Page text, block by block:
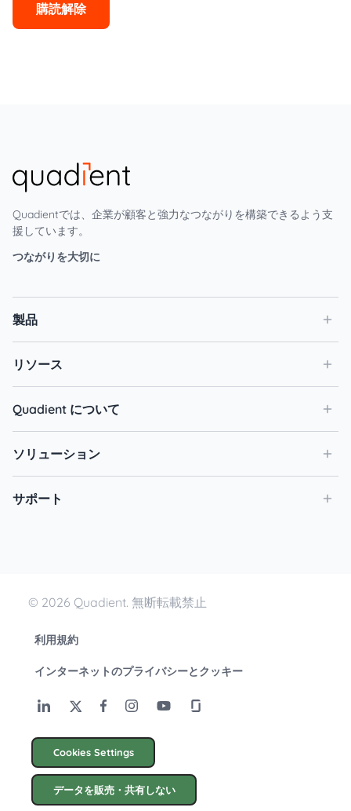
購読解除
Quadientでは、企業が顧客と強力なつながりを構築できるよう支
援しています。
つながりを大切に
製品
リソース
Quadient について
ソリューション
サポート
© 2026 Quadient. 無断転載禁止
利用規約
インターネットのプライバシーとクッキー
Cookies Settings
データを販売・共有しない